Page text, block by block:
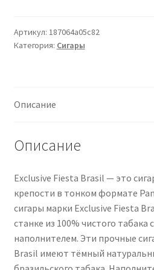
Brasil
20
Артикул: 187064a05c82
Категория: Сигары
Описание
Описание
Exclusive Fiesta Brasil — это
крепости в тонком формате
сигары марки Exclusive Fiesta
станке из 100% чистого табака
наполнителем. Эти прочные
Brasil имеют тёмный